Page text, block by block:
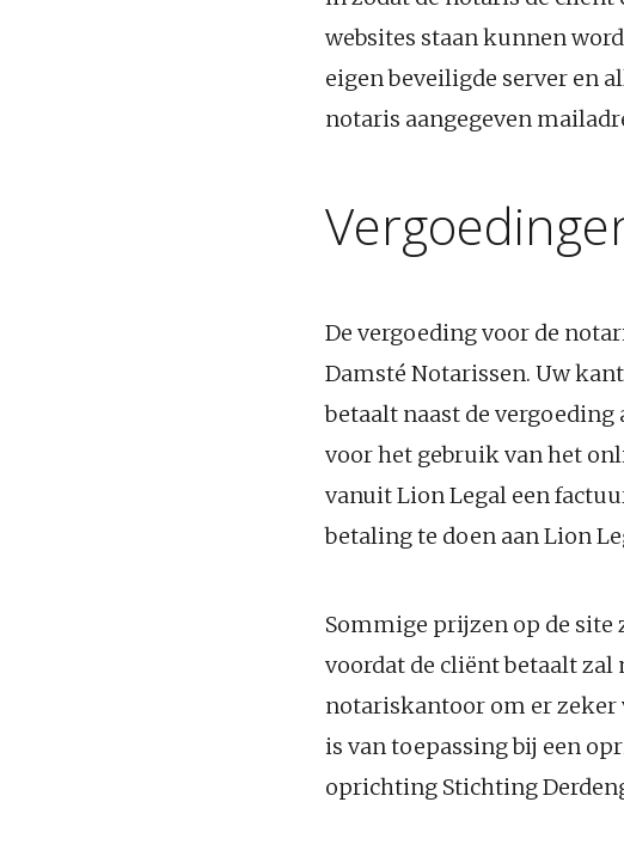
websites staan kunnen
eigen beveiligde server en
notaris aangegeven
De vergoeding voor de
Damsté Notarissen. Uw
betaalt naast de
voor het gebruik van het
vanuit Lion Legal een
betaling te doen aan Lion
Sommige prijzen op de site
voordat de cliënt betaalt zal
notariskantoor om er zeker
is van toepassing bij een
oprichting Stichting